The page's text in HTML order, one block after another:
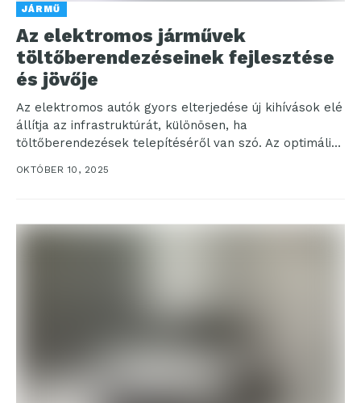
JÁRMŰ
Az elektromos járművek
töltőberendezéseinek fejlesztése
és jövője
Az elektromos autók gyors elterjedése új kihívások elé
állítja az infrastruktúrát, különösen, ha
töltőberendezések telepítéséről van szó. Az optimális
töltési megoldások nemcsak az...
OKTÓBER 10, 2025